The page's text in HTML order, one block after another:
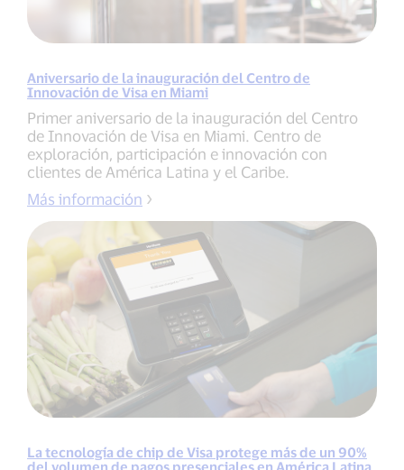
Aniversario de la inauguración del Centro de
Innovación de Visa en Miami
Primer aniversario de la inauguración del Centro
de Innovación de Visa en Miami. Centro de
exploración, participación e innovación con
clientes de América Latina y el Caribe.
Más información
La tecnología de chip de Visa protege más de un 90%